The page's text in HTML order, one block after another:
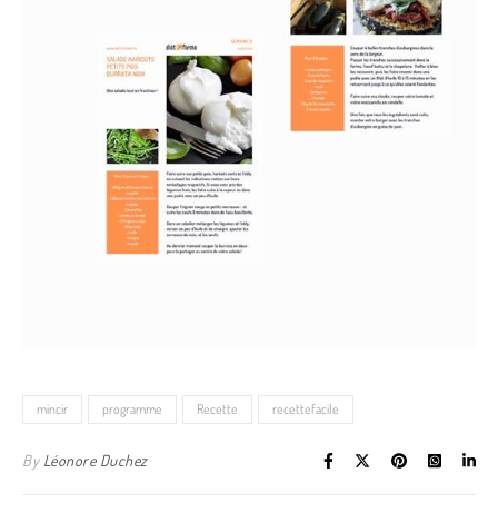
mincir programme Recette recettefacile
By Léonore Duchez